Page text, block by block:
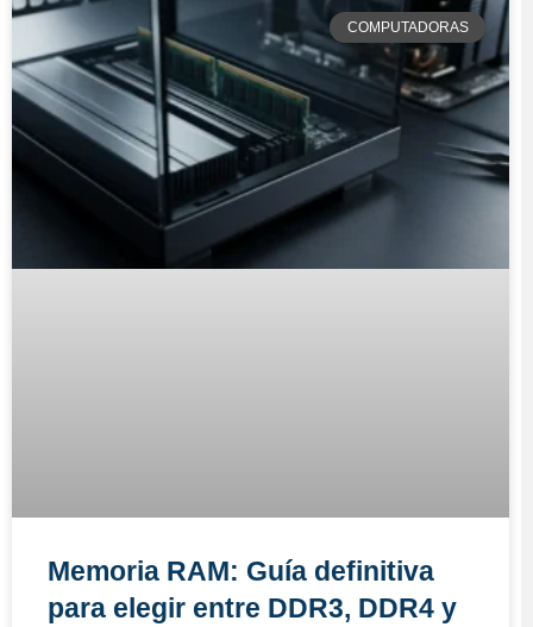
COMPUTADORAS
Memoria RAM: Guía definitiva
para elegir entre DDR3, DDR4 y